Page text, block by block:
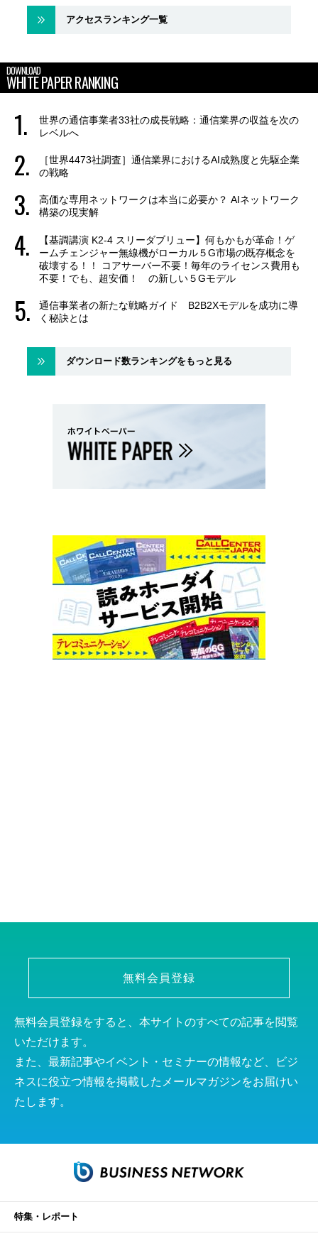
アクセスランキング一覧
DOWNLOAD
WHITE PAPER RANKING
世界の通信事業者33社の成長戦略：通信業界の収益を次の
レベルへ
［世界4473社調査］通信業界におけるAI成熟度と先駆企業
の戦略
高価な専用ネットワークは本当に必要か？ AIネットワーク
構築の現実解
【基調講演 K2-4 スリーダブリュー】何もかもが革命！ゲ
ームチェンジャー無線機がローカル５G市場の既存概念を
破壊する！！ コアサーバー不要！毎年のライセンス費用も
不要！でも、超安価！ の新しい５Gモデル
通信事業者の新たな戦略ガイド B2B2Xモデルを成功に導
く秘訣とは
ダウンロード数ランキングをもっと見る
無料会員登録
無料会員登録をすると、本サイトのすべての記事を閲覧
いただけます。
また、最新記事やイベント・セミナーの情報など、ビジ
ネスに役立つ情報を掲載したメールマガジンをお届けい
たします。
特集・レポート